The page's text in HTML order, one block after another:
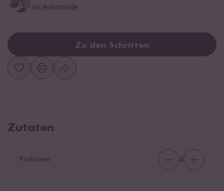
zur Autorenseite
Zu den Schritten
Zutaten
Portionen 6